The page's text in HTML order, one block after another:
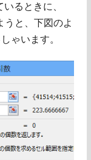
るときに、
うと、下図のよ
ゃいます。